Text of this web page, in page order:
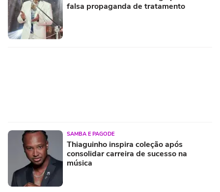
falsa propaganda de tratamento
SAMBA E PAGODE
Thiaguinho inspira coleção após
consolidar carreira de sucesso na
música